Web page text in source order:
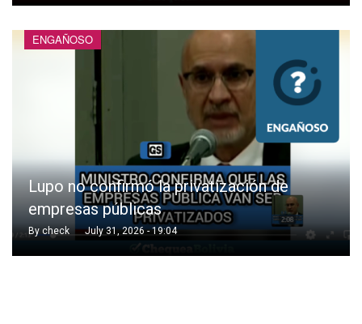
ENGAÑOSO
Lupo no confirmó la privatización de
empresas públicas
By check July 31, 2026 - 19:04